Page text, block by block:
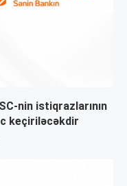
nin istiqrazlarının
keçiriləcəkdir